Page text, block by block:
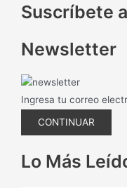
Suscríbete
Newsletter
Ingresa tu correo
CONTINUAR
Lo Más